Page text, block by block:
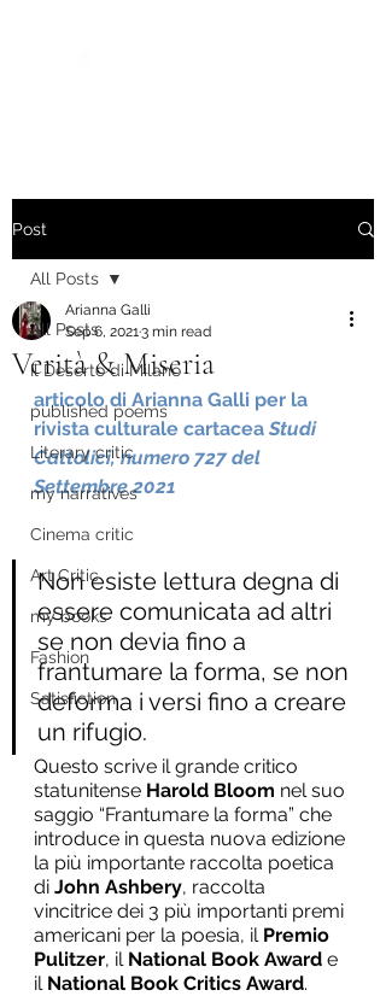
Post
All Posts
Il Deserto di Milano
published poems
Literary critic
my narratives
Cinema critic
Art Critic
my books
Fashion
Satisfiction
All Posts
Verità & Miseria
Arianna Galli
Sep 6, 20213 min read
articolo di Arianna Galli per la
rivista culturale cartacea Studi
Cattolici, numero 727 del
Settembre 2021
Non esiste lettura degna di
essere comunicata ad altri
se non devia fino a
frantumare la forma, se non
deforma i versi fino a creare
un rifugio.
Questo scrive il grande critico
statunitense Harold Bloom nel suo
saggio “Frantumare la forma” che
introduce in questa nuova edizione
la più importante raccolta poetica
di John Ashbery, raccolta
vincitrice dei 3 più importanti premi
americani per la poesia, il Premio
Pulitzer, il National Book Award e
il National Book Critics Award.